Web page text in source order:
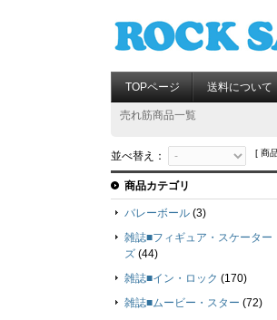
TOPページ 送料について
売れ筋商品一覧
並べ替え： [ 商
商品カテゴリ
バレーボール (3)
雑誌■フィギュア・スケーター
ズ (44)
雑誌■イン・ロック (170)
雑誌■ムービー・スター (72)